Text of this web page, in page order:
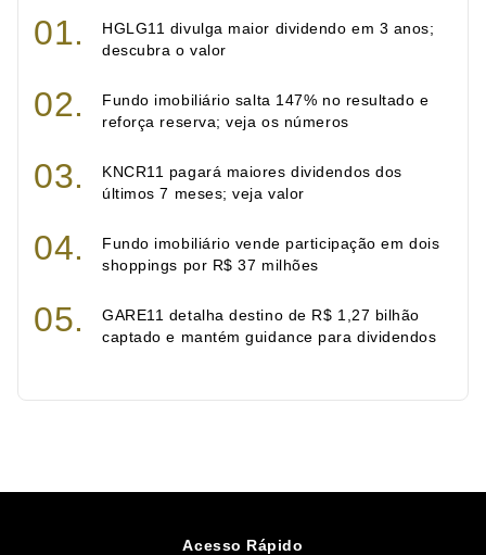
HGLG11 divulga maior dividendo em 3 anos;
descubra o valor
Fundo imobiliário salta 147% no resultado e
reforça reserva; veja os números
KNCR11 pagará maiores dividendos dos
últimos 7 meses; veja valor
Fundo imobiliário vende participação em dois
shoppings por R$ 37 milhões
GARE11 detalha destino de R$ 1,27 bilhão
captado e mantém guidance para dividendos
Acesso Rápido